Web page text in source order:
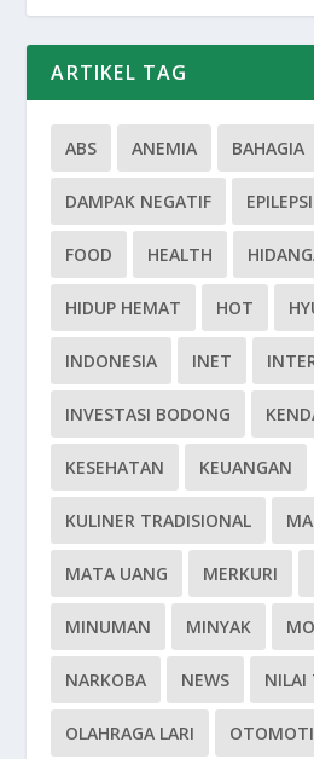
ARTIKEL TAG
ABS ANEMIA BAHAGIA
DAMPAK NEGATIF EPILEPSI
FOOD HEALTH
HIDUP HEMAT HOT
INDONESIA INET
INVESTASI BODONG
KESEHATAN KEUANGAN
KULINER TRADISIONAL
MATA UANG MERKURI
MINUMAN MINYAK
NARKOBA NEWS NILAI
OLAHRAGA LARI